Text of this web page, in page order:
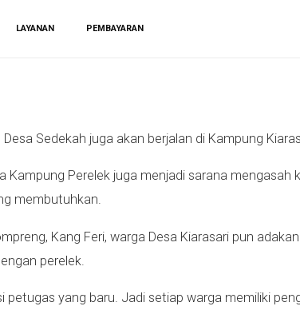
LAYANAN PEMBAYARAN
Sedekah juga akan berjalan di Kampung
Kampung Perelek juga menjadi sarana
membutuhkan.
Kang Feri, warga Desa Kiarasari pun
perelek.
petugas yang baru. Jadi setiap warga memiliki